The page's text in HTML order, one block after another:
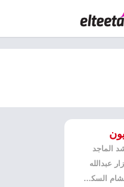
الماجد
عبدالله
توزيع : هشام السكران